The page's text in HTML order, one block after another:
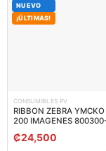
NUEVO
¡ÚLTIMAS!
CONSUMIBLES PV
RIBBON ZEBRA
200 IMAGENES
₡24,500